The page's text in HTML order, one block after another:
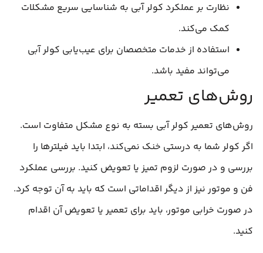
نظارت بر عملکرد کولر آبی به شناسایی سریع مشکلات
کمک می‌کند.
استفاده از خدمات متخصصان برای عیب‌یابی کولر آبی
می‌تواند مفید باشد.
روش‌های تعمیر
روش‌های تعمیر کولر آبی بسته به نوع مشکل متفاوت است.
اگر کولر شما به درستی خنک نمی‌کند، ابتدا باید فیلترها را
بررسی و در صورت لزوم تمیز یا تعویض کنید. بررسی عملکرد
فن و موتور نیز از دیگر اقداماتی است که باید به آن توجه کرد.
در صورت خرابی موتور، باید برای تعمیر یا تعویض آن اقدام
کنید.